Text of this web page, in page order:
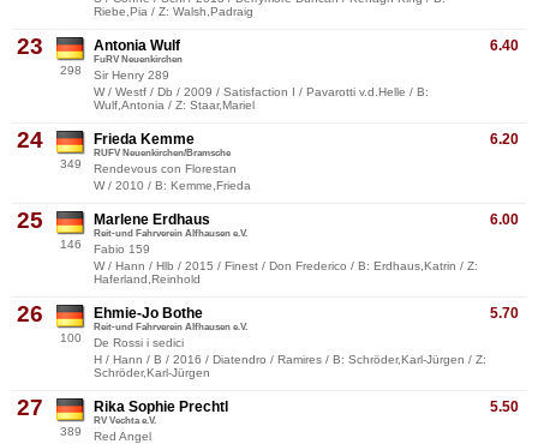
Riebe,Pia / Z: Walsh,Padraig
23
298
6.40
Antonia Wulf
FuRV Neuenkirchen
Sir Henry 289
W / Westf / Db / 2009 / Satisfaction I / Pavarotti v.d.Helle / B:
Wulf,Antonia / Z: Staar,Mariel
24
349
6.20
Frieda Kemme
RUFV Neuenkirchen/Bramsche
Rendevous con Florestan
W / 2010 / B: Kemme,Frieda
25
146
6.00
Marlene Erdhaus
Reit-und Fahrverein Alfhausen e.V.
Fabio 159
W / Hann / Hlb / 2015 / Finest / Don Frederico / B: Erdhaus,Katrin / Z:
Haferland,Reinhold
26
100
5.70
Ehmie-Jo Bothe
Reit-und Fahrverein Alfhausen e.V.
De Rossi i sedici
H / Hann / B / 2016 / Diatendro / Ramires / B: Schröder,Karl-Jürgen / Z:
Schröder,Karl-Jürgen
27
389
5.50
Rika Sophie Prechtl
RV Vechta e.V.
Red Angel